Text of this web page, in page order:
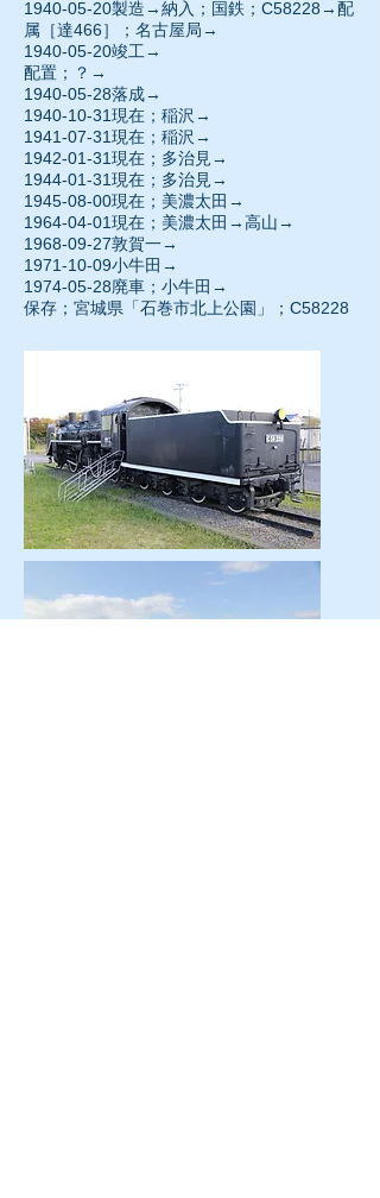
1940-05-20製造→納入；国鉄；C58228→配
属［達466］；名古屋局→
1940-05-20竣工→
配置；？→
1940-05-28落成→
1940-10-31現在；稲沢→
1941-07-31現在；稲沢→
1942-01-31現在；多治見→
1944-01-31現在；多治見→
1945-08-00現在；美濃太田→
1964-04-01現在；美濃太田→高山→
1968-09-27敦賀一→
1971-10-09小牛田→
1974-05-28廃車；小牛田→
保存；宮城県「石巻市北上公園」；C58228